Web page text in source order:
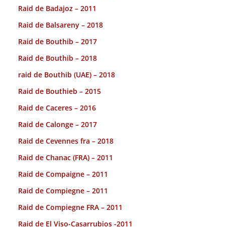
Raid de Badajoz – 2011
Raid de Balsareny – 2018
Raid de Bouthib – 2017
Raid de Bouthib – 2018
raid de Bouthib (UAE) – 2018
Raid de Bouthieb – 2015
Raid de Caceres – 2016
Raid de Calonge – 2017
Raid de Cevennes fra – 2018
Raid de Chanac (FRA) – 2011
Raid de Compaigne – 2011
Raid de Compiegne – 2011
Raid de Compiegne FRA – 2011
Raid de El Viso-Casarrubios -2011